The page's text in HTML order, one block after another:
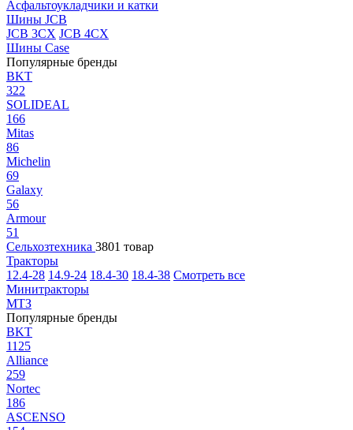
Асфальтоукладчики и катки
Шины JCB
JCB 3CX JCB 4CX
Шины Case
Популярные бренды
BKT
322
SOLIDEAL
166
Mitas
86
Michelin
69
Galaxy
56
Armour
51
Сельхозтехника 3801 товар
Тракторы
12.4-28 14.9-24 18.4-30 18.4-38 Смотреть все
Минитракторы
МТЗ
Популярные бренды
BKT
1125
Alliance
259
Nortec
186
ASCENSO